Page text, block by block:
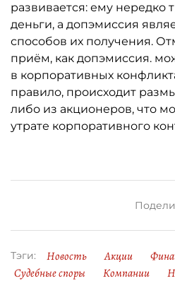
развивается: ему нередко
деньги, а допэмиссия
способов их получения.
приём, как допэмиссия.
в корпоративных
правило, происходит
либо из акционеров, что
утрате корпоративного
Тэги: Новость Акции
Судебные споры
Компании